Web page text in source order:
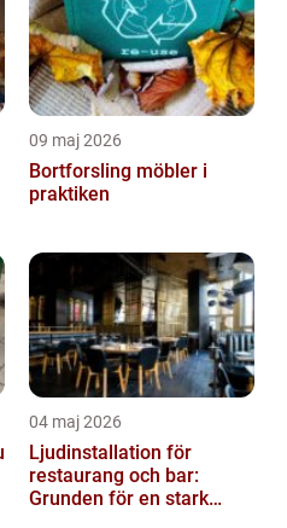
09 maj 2026
Bortforsling möbler i
praktiken
04 maj 2026
Ljudinstallation för
restaurang och bar:
Grunden för en stark